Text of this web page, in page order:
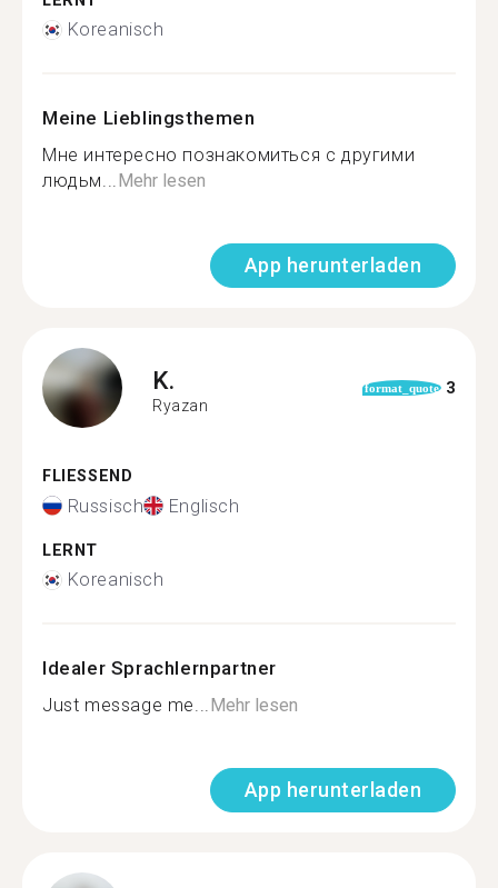
Koreanisch
Meine Lieblingsthemen
Мне интересно познакомиться с другими
людьм...Mehr lesen
App herunterladen
K.
Ryazan
format_quote 3
FLIESSEND
Russisch Englisch
LERNT
Koreanisch
Idealer Sprachlernpartner
Just message me...Mehr lesen
App herunterladen